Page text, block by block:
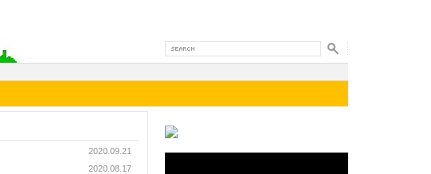
2020.09.21
2020.08.17